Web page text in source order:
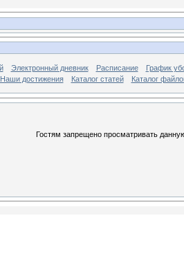
Электронный дневник Расписание
График
Наши достижения Каталог статей Каталог
Гостям запрещено просматривать